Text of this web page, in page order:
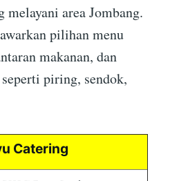
area Jombang.
pilihan menu
makanan, dan
piring, sendok,
Catering